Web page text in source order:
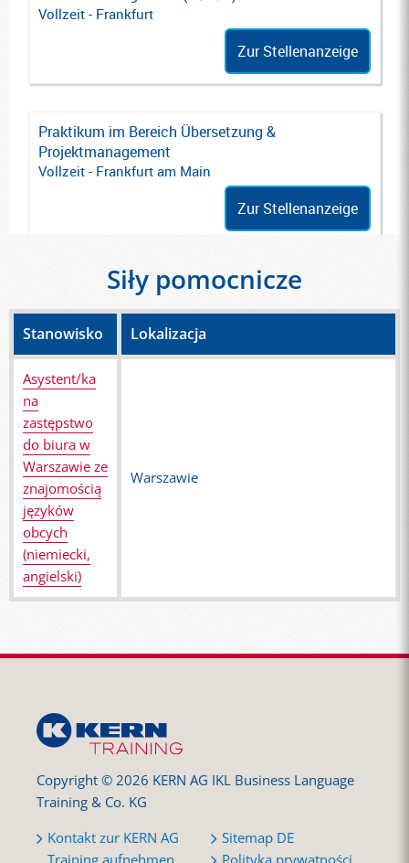
Siły pomocnicze
Stanowisko Lokalizacja
Asystent/ka
na
zastępstwo
do biura w
Warszawie ze
znajomością
języków
obcych
(niemiecki,
angielski)
Warszawie
Copyright © 2026 KERN AG IKL Business Language
Training & Co. KG
Kontakt zur KERN AG
Sitemap DE